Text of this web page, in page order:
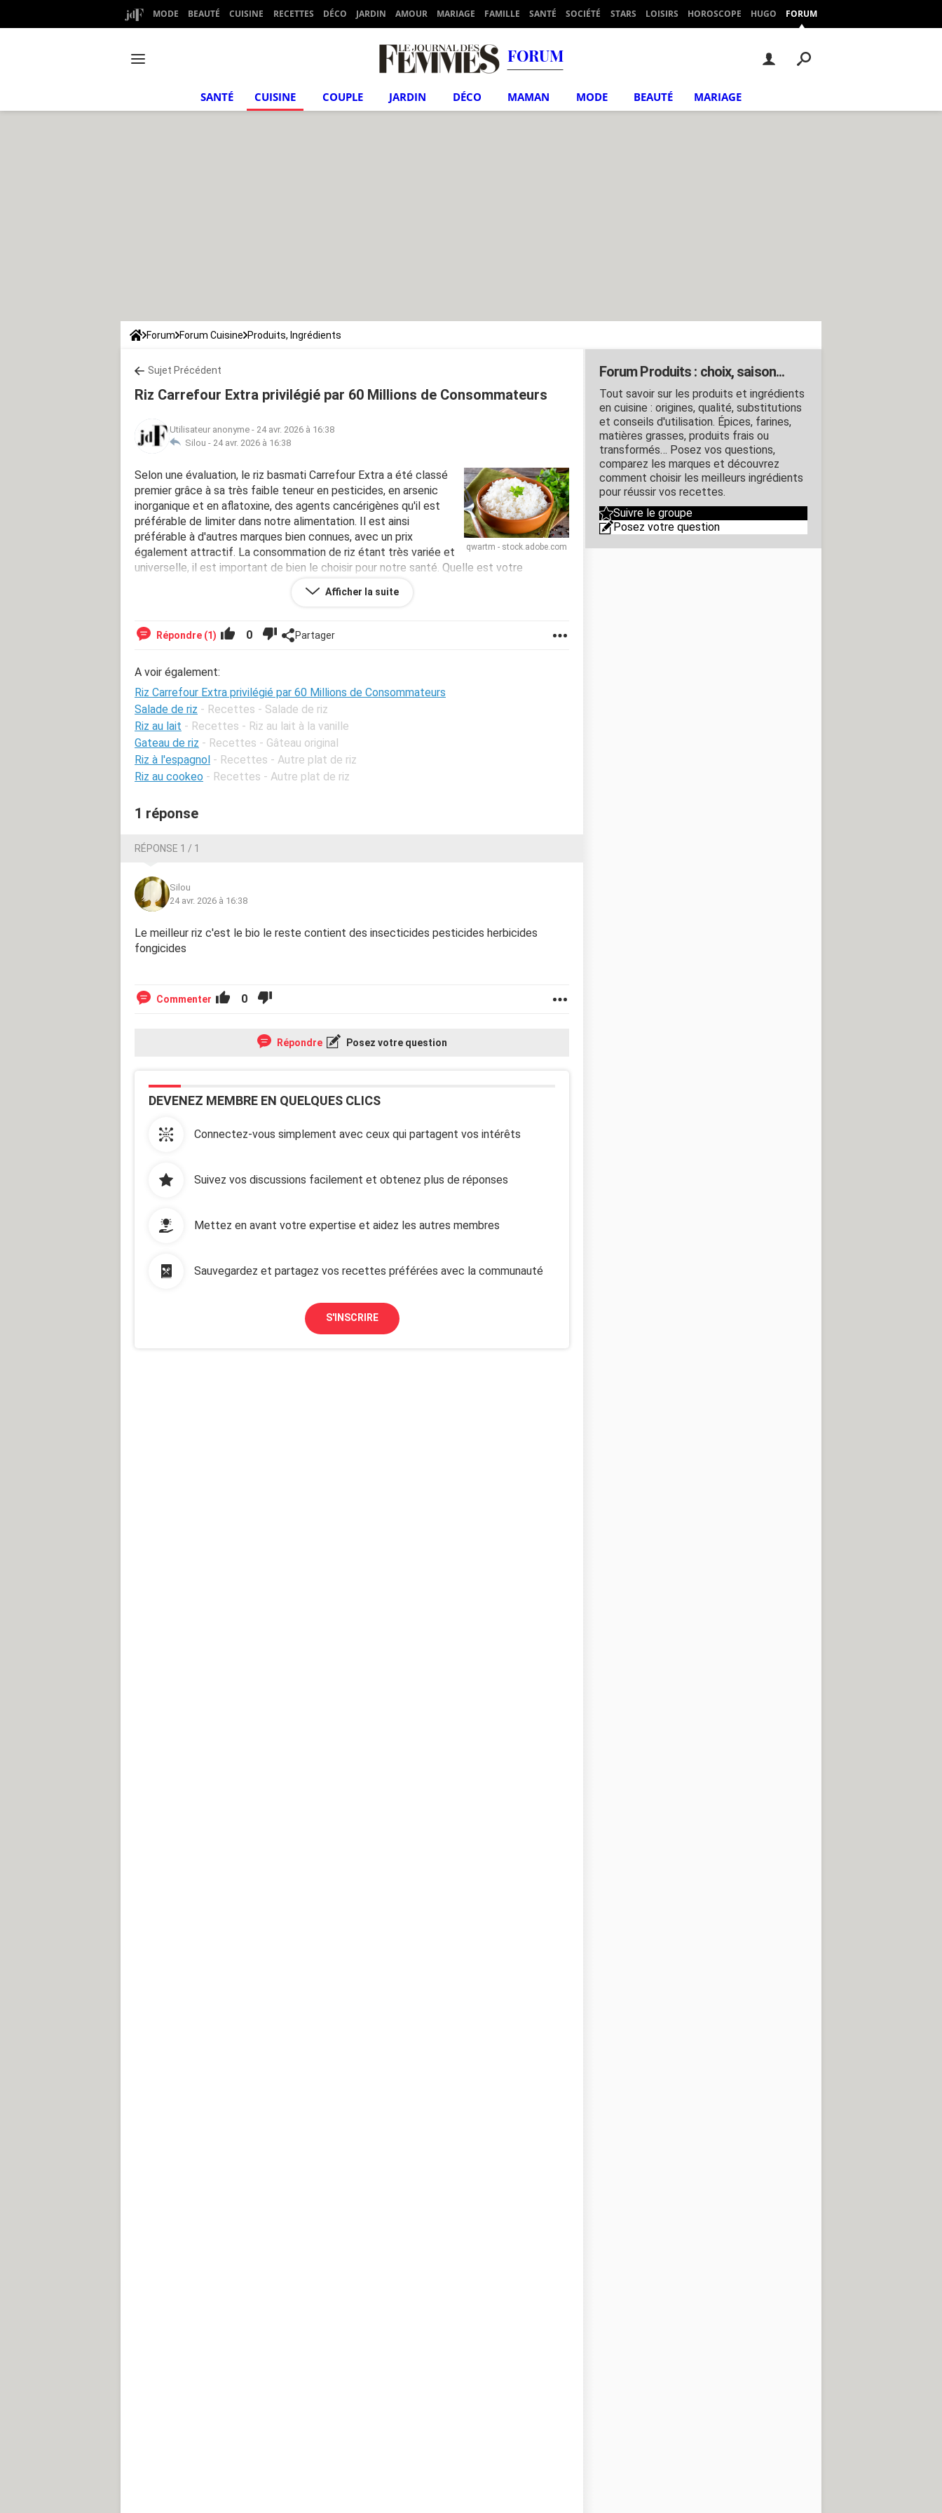
MODE BEAUTÉ CUISINE RECETTES DÉCO JARDIN AMOUR MARIAGE FAMILLE SANTÉ SOCIÉTÉ STARS LOISIRS HOROSCOPE HUGO FORUM
FORUM
SANTÉ CUISINE COUPLE JARDIN DÉCO MAMAN MODE BEAUTÉ MARIAGE
Forum Forum Cuisine Produits, Ingrédients
Sujet Précédent
Riz Carrefour Extra privilégié par 60 Millions de Consommateurs
Utilisateur anonyme - 24 avr. 2026 à 16:38
Silou - 24 avr. 2026 à 16:38
qwartm - stock.adobe.com
Selon une évaluation, le riz basmati Carrefour Extra a été classé
premier grâce à sa très faible teneur en pesticides, en arsenic
inorganique et en aflatoxine, des agents cancérigènes qu'il est
préférable de limiter dans notre alimentation. Il est ainsi
préférable à d'autres marques bien connues, avec un prix
également attractif. La consommation de riz étant très variée et
universelle, il est important de bien le choisir pour notre santé. Quelle est votre
Afficher la suite
Répondre (1) 0 Partager
A voir également:
Riz Carrefour Extra privilégié par 60 Millions de Consommateurs
Salade de riz - Recettes - Salade de riz
Riz au lait - Recettes - Riz au lait à la vanille
Gateau de riz - Recettes - Gâteau original
Riz à l'espagnol - Recettes - Autre plat de riz
Riz au cookeo - Recettes - Autre plat de riz
1 réponse
RÉPONSE 1 / 1
Silou
24 avr. 2026 à 16:38
Le meilleur riz c'est le bio le reste contient des insecticides pesticides herbicides
fongicides
Commenter 0
Répondre Posez votre question
DEVENEZ MEMBRE EN QUELQUES CLICS
Connectez-vous simplement avec ceux qui partagent vos intérêts
Suivez vos discussions facilement et obtenez plus de réponses
Mettez en avant votre expertise et aidez les autres membres
Sauvegardez et partagez vos recettes préférées avec la communauté
S'INSCRIRE
Forum Produits : choix, saison...
Tout savoir sur les produits et ingrédients
en cuisine : origines, qualité, substitutions
et conseils d'utilisation. Épices, farines,
matières grasses, produits frais ou
transformés… Posez vos questions,
comparez les marques et découvrez
comment choisir les meilleurs ingrédients
pour réussir vos recettes.
Suivre le groupe
Posez votre question